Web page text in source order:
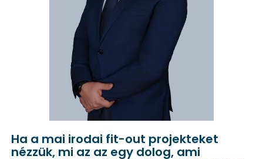
Ha a mai irodai fit-out projekteket
nézzük, mi az az egy dolog, ami